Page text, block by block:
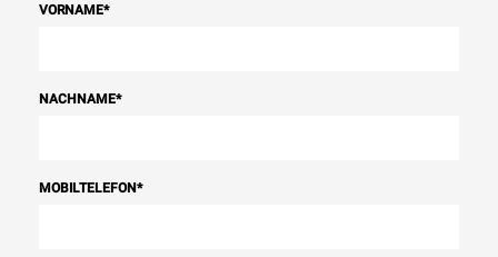
VORNAME*
NACHNAME*
MOBILTELEFON*